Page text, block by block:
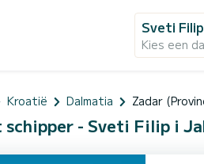
Sveti
Kies een
Kroatië Dalmatia Zadar
schipper - Sveti Filip i